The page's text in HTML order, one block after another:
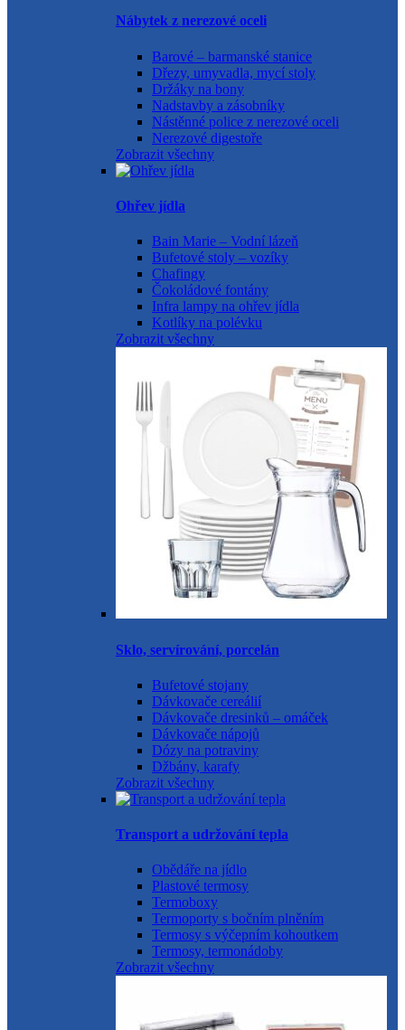
Nábytek z nerezové oceli
Barové – barmanské stanice
Dřezy, umyvadla, mycí stoly
Držáky na bony
Nadstavby a zásobníky
Nástěnné police z nerezové oceli
Nerezové digestoře
Zobrazit všechny
Ohřev jídla
Bain Marie – Vodní lázeň
Bufetové stoly – vozíky
Chafingy
Čokoládové fontány
Infra lampy na ohřev jídla
Kotlíky na polévku
Zobrazit všechny
Sklo, servírování, porcelán
Bufetové stojany
Dávkovače cereálií
Dávkovače dresinků – omáček
Dávkovače nápojů
Dózy na potraviny
Džbány, karafy
Zobrazit všechny
Transport a udržování tepla
Obědáře na jídlo
Plastové termosy
Termoboxy
Termoporty s bočním plněním
Termosy s výčepním kohoutkem
Termosy, termonádoby
Zobrazit všechny